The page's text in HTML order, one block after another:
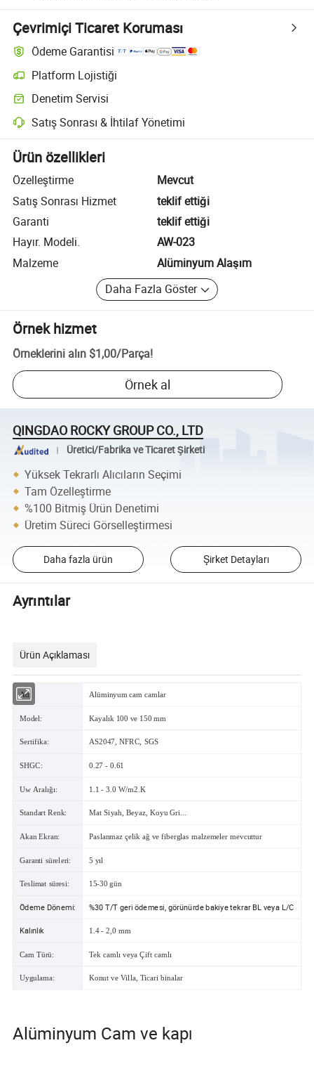
Çevrimiçi Ticaret Koruması
Ödeme Garantisi
Platform Lojistiği
Platform destekli lojistik ile daha net gönderi takibi
Denetim Servisi
Seçime bağlı ön sevkiyat denetimi kalite ve miktar kontrolleri için
Satış Sonrası & İhtilaf Yönetimi
Platform destekli uyuşmazlık çözümü, uygun olduğunda iade veya
Ürün özellikleri
Özelleştirme
Mevcut
Satış Sonrası Hizmet
teklif ettiği
Garanti
teklif ettiği
Hayır. Modeli.
AW-023
Malzeme
Alüminyum Alaşım
Daha Fazla Göster
Örnek hizmet
Örneklerini alın $1,00/Parça!
Örnek al
QINGDAO ROCKY GROUP CO., LTD
Üretici/Fabrika ve Ticaret Şirketi
Yüksek Tekrarlı Alıcıların Seçimi
Tam Özelleştirme
%100 Bitmiş Ürün Denetimi
Üretim Süreci Görselleştirmesi
Daha fazla ürün Şirket Detayları
Ayrıntılar
Ürün Açıklaması
Ad: Alüminyum cam camlar
Model: Kayalık 100 ve 150 mm
Sertifika: AS2047, NFRC, SGS
SHGC: 0.27 - 0.61
Uw Aralığı: 1.1 - 3.0 W/m2.K
Standart Renk: Mat Siyah, Beyaz, Koyu Gri...
Akan Ekran: Paslanmaz çelik ağ ve fiberglas malzemeler mevcuttur
Garanti süreleri: 5 yıl
Teslimat süresi: 15-30 gün
Ödeme Dönemi: %30 T/T geri ödemesi, görünürde bakiye tekrar BL veya L/C
Kalınlık 1.4 - 2,0 mm
Cam Türü: Tek camlı veya Çift camlı
Uygulama: Konut ve Villa, Ticari binalar
Alüminyum Cam ve kapı